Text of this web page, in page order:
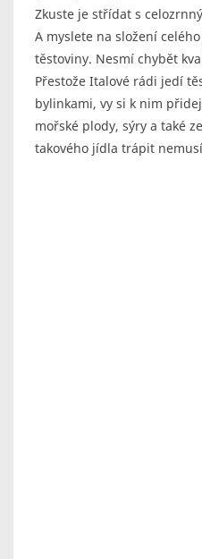
Zkuste je střídat s
A myslete na složení
těstoviny. Nesmí chybět
Přestože Italové rádi jedí
bylinkami, vy si k nim
mořské plody, sýry a také
takového jídla trápit